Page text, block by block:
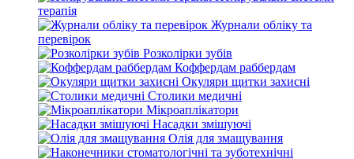
терапія
Журнали обліку та
перевірок
Розколірки зубів
Коффердам раббердам
Окуляри щитки захисні
Столики медичні
Мікроаплікатори
Насадки змішуючі
Олія для змащування